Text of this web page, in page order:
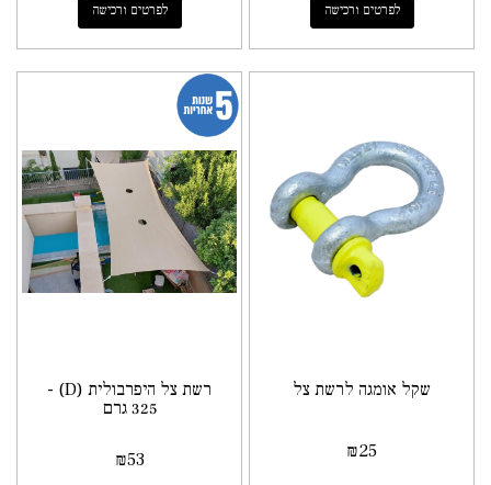
לפרטים ורכישה לפרטים ורכישה
שקל אומגה לרשת צל
₪25
רשת צל היפרבולית (D) -
325 גרם
₪53